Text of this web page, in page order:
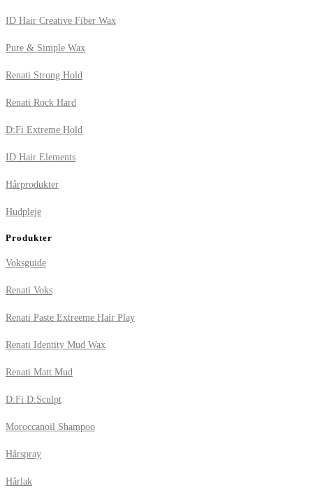
ID Hair Creative Fiber Wax
Pure & Simple Wax
Renati Strong Hold
Renati Rock Hard
D:Fi Extreme Hold
ID Hair Elements
Hårprodukter
Hudpleje
Produkter
Voksguide
Renati Voks
Renati Paste Extreeme Hair Play
Renati Identity Mud Wax
Renati Matt Mud
D:Fi D:Sculpt
Moroccanoil Shampoo
Hårspray
Hårlak